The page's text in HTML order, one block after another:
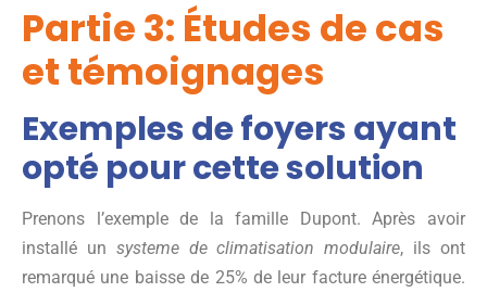
Partie 3: Études de cas
et témoignages
Exemples de foyers ayant
opté pour cette solution
Prenons l’exemple de la famille Dupont. Après avoir
installé un systeme de climatisation modulaire, ils ont
remarqué une baisse de 25% de leur facture énergétique.